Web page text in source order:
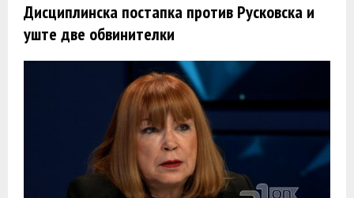
Дисциплинска постапка против Русковска и
уште две обвинителки